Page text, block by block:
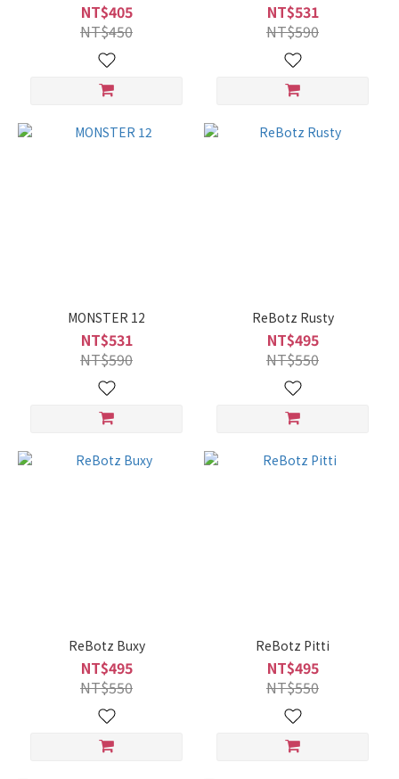
NT$405
NT$450
NT$531
NT$590
MONSTER 12
NT$531
NT$590
ReBotz Rusty
NT$495
NT$550
ReBotz Buxy
NT$495
NT$550
ReBotz Pitti
NT$495
NT$550